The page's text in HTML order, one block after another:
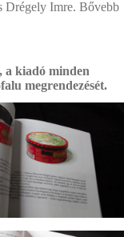
Drégely Imre. Bővebb
a kiadó minden
megrendezését.